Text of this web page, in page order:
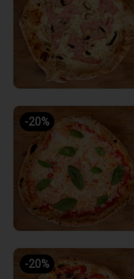
-20%
-20%